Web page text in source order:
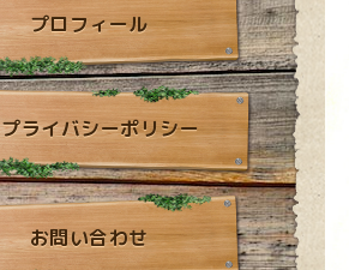
プロフィール
プライバシーポリシー
お問い合わせ